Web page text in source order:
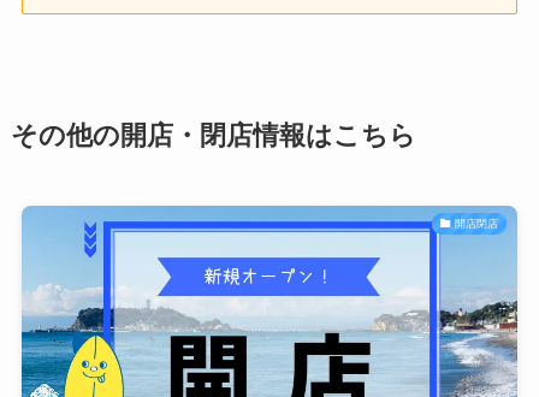
その他の開店・閉店情報はこちら
開店閉店